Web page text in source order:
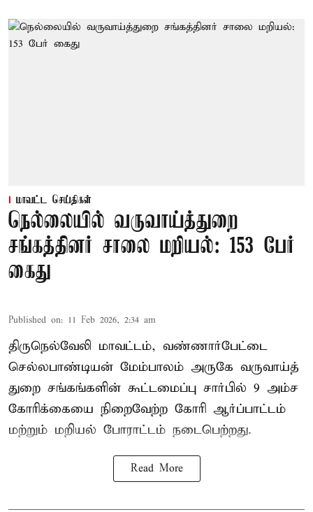
மாவட்ட செய்திகள்
நெல்லையில் வருவாய்த்துறை
சங்கத்தினர் சாலை மறியல்: 153 பேர்
கைது
Published on: 11 Feb 2026, 2:34 am
திருநெல்வேலி மாவட்டம், வண்ணார்பேட்டை
செல்லபாண்டியன் மேம்பாலம் அருகே வருவாய்த்
துறை சங்கங்களின் கூட்டமைப்பு சார்பில் 9 அம்ச
கோரிக்கையை நிறைவேற்ற கோரி ஆர்ப்பாட்டம்
மற்றும் மறியல் போராட்டம் நடைபெற்றது.
Read More